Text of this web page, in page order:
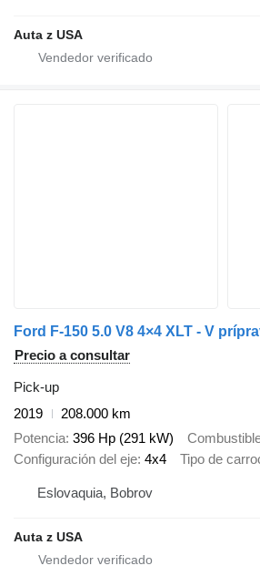
Auta z USA
Ford F-150 5.0 V8 4×4 XLT - V
Precio a consultar
Pick-up
2019
208.000 km
Potencia 396 Hp (291 kW)
Configuración del eje 4x4 Tipo de
Eslovaquia, Bobrov
Auta z USA